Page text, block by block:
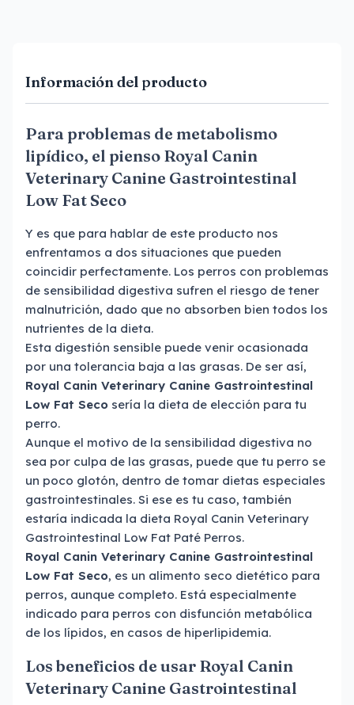
Información del producto
Para problemas de metabolismo
lipídico, el pienso Royal Canin
Veterinary Canine Gastrointestinal
Low Fat Seco
Y es que para hablar de este producto nos
enfrentamos a dos situaciones que pueden
coincidir perfectamente. Los perros con problemas
de sensibilidad digestiva sufren el riesgo de tener
malnutrición, dado que no absorben bien todos los
nutrientes de la dieta.
Esta digestión sensible puede venir ocasionada
por una tolerancia baja a las grasas. De ser así,
Royal Canin Veterinary Canine Gastrointestinal
Low Fat Seco sería la dieta de elección para tu
perro.
Aunque el motivo de la sensibilidad digestiva no
sea por culpa de las grasas, puede que tu perro se
un poco glotón, dentro de tomar dietas especiales
gastrointestinales. Si ese es tu caso, también
estaría indicada la dieta Royal Canin Veterinary
Gastrointestinal Low Fat Paté Perros.
Royal Canin Veterinary Canine Gastrointestinal
Low Fat Seco, es un alimento seco dietético para
perros, aunque completo. Está especialmente
indicado para perros con disfunción metabólica
de los lípidos, en casos de hiperlipidemia.
Los beneficios de usar Royal Canin
Veterinary Canine Gastrointestinal